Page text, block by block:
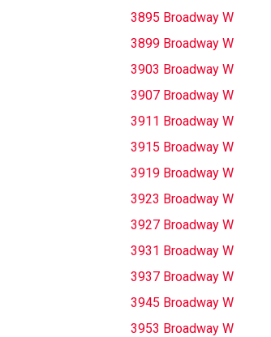
3895 Broadway W
3899 Broadway W
3903 Broadway W
3907 Broadway W
3911 Broadway W
3915 Broadway W
3919 Broadway W
3923 Broadway W
3927 Broadway W
3931 Broadway W
3937 Broadway W
3945 Broadway W
3953 Broadway W